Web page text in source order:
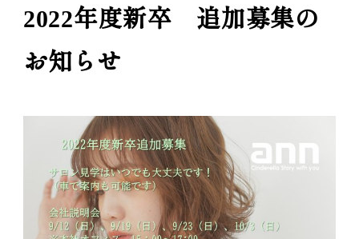
2022年度新卒 追加募集の
お知らせ